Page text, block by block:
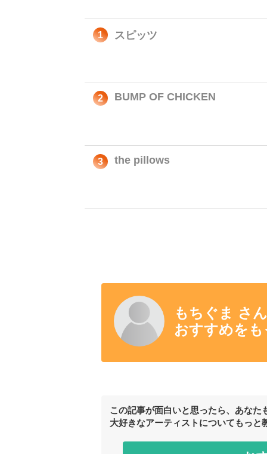
1 スピッツ
2 BUMP OF CHICKEN
3 the pillows
もちぐま さ
おすすめを
この記事が面白いと思ったら、あなた
大好きなアーティストについてもっと